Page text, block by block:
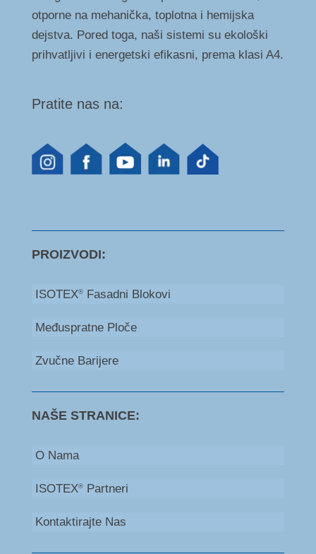
otporne na mehanička, toplotna i hemijska
dejstva. Pored toga, naši sistemi su ekološki
prihvatljivi i energetski efikasni, prema klasi A4.
Pratite nas na:
PROIZVODI:
ISOTEX®Fasadni Blokovi
Međuspratne Ploče
Zvučne Barijere
NAŠE STRANICE:
O Nama
ISOTEX®Partneri
Kontaktirajte Nas